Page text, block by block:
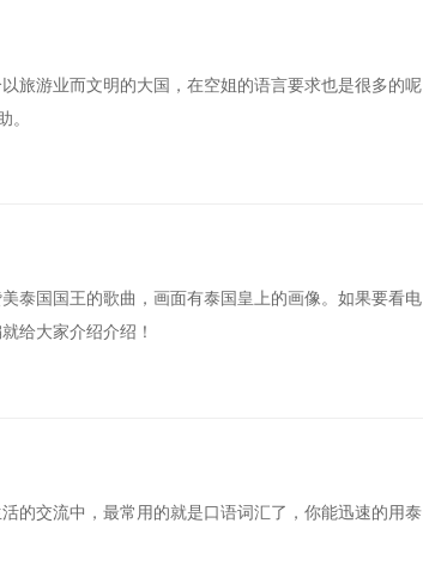
旅游业而文明的大国，在空姐的语言要求也是很多的呢
。
泰国国王的歌曲，画面有泰国皇上的画像。如果要看电
给大家介绍介绍！
的交流中，最常用的就是口语词汇了，你能迅速的用泰